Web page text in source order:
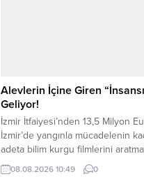
Alevlerin İçine Giren
Geliyor!
İzmir İtfaiyesi’nden 13,5 Milyon
İzmir’de yangınla mücadelenin
adeta bilim kurgu filmlerini
hamlesi başlatıldı. İklim krizinin
karşı düğmeye basan İzmir
08.08.2026 10:49 0